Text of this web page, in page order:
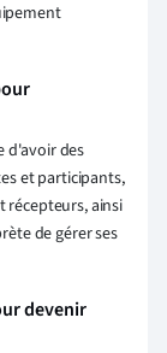
d'avoir des
et participants,
récepteurs, ainsi
de gérer ses
devenir